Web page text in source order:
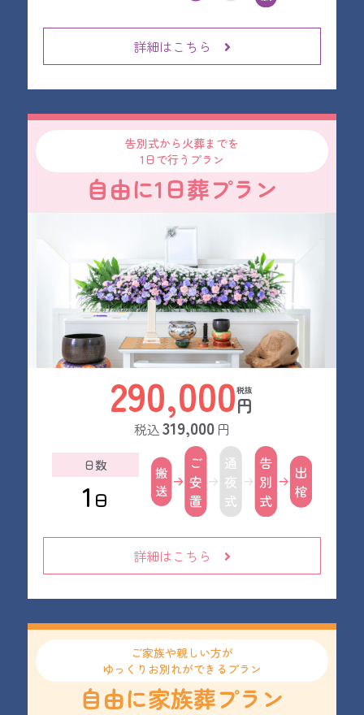
詳細はこちら
告別式から火葬までを
1日で行うプラン
自由に1日葬プラン
290,000円
税込319,000 円
日数
1 日
詳細はこちら
ご家族や親しい方が
ゆっくりお別れができるプラン
自由に家族葬プラン